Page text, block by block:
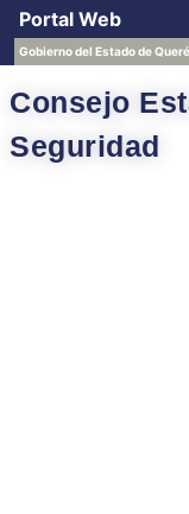
Portal Web
Gobierno del Estado de
Consejo
Seguridad